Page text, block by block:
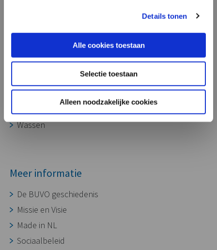
Details tonen
Alle cookies toestaan
Selectie toestaan
Alleen noodzakelijke cookies
Ontwikkeling
Gereedschapmakerij
Gieterij
Assembleren
Wassen
Meer informatie
De BUVO geschiedenis
Missie en Visie
Made in NL
Sociaalbeleid
geschikt voor toepassing in laadpalen,